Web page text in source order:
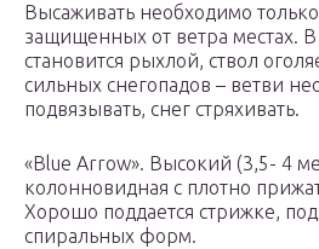
Высаживать необходимо
защищенных от ветра местах.
становится рыхлой, ствол
сильных снегопадов – ветви
подвязывать, снег стряхивать.
«Blue Arrow». Высокий (3,5- 4
колонновидная с плотно
Хорошо поддается стрижке,
спиральных форм.